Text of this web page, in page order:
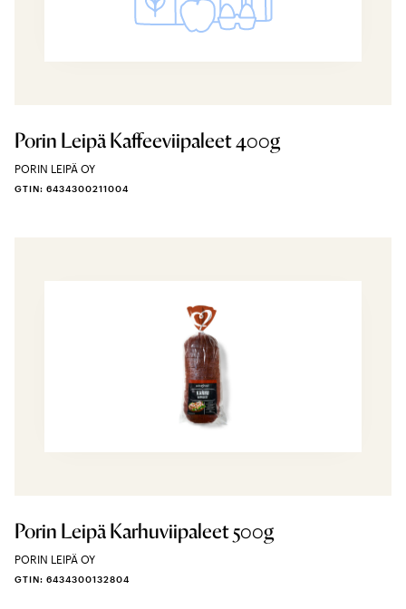
Porin Leipä Kaffeeviipaleet 400g
PORIN LEIPÄ OY
GTIN: 6434300211004
Porin Leipä Karhuviipaleet 500g
PORIN LEIPÄ OY
GTIN: 6434300132804